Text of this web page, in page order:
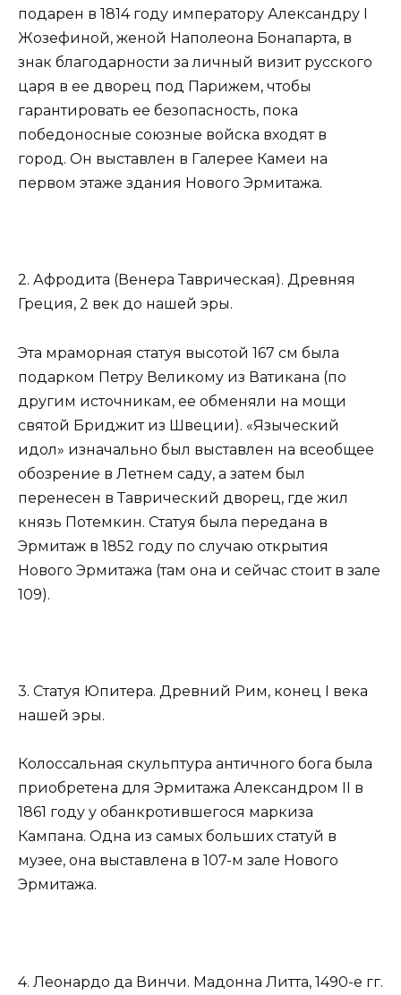
подарен в 1814 году императору Александру I
Жозефиной, женой Наполеона Бонапарта, в
знак благодарности за личный визит русского
царя в ее дворец под Парижем, чтобы
гарантировать ее безопасность, пока
победоносные союзные войска входят в
город. Он выставлен в Галерее Камеи на
первом этаже здания Нового Эрмитажа.
2. Афродита (Венера Таврическая). Древняя
Греция, 2 век до нашей эры.
Эта мраморная статуя высотой 167 см была
подарком Петру Великому из Ватикана (по
другим источникам, ее обменяли на мощи
святой Бриджит из Швеции). «Языческий
идол» изначально был выставлен на всеобщее
обозрение в Летнем саду, а затем был
перенесен в Таврический дворец, где жил
князь Потемкин. Статуя была передана в
Эрмитаж в 1852 году по случаю открытия
Нового Эрмитажа (там она и сейчас стоит в зале
109).
3. Статуя Юпитера. Древний Рим, конец I века
нашей эры.
Колоссальная скульптура античного бога была
приобретена для Эрмитажа Александром II в
1861 году у обанкротившегося маркиза
Кампана. Одна из самых больших статуй в
музее, она выставлена ​​в 107-м зале Нового
Эрмитажа.
4. Леонардо да Винчи. Мадонна Литта, 1490-е гг.